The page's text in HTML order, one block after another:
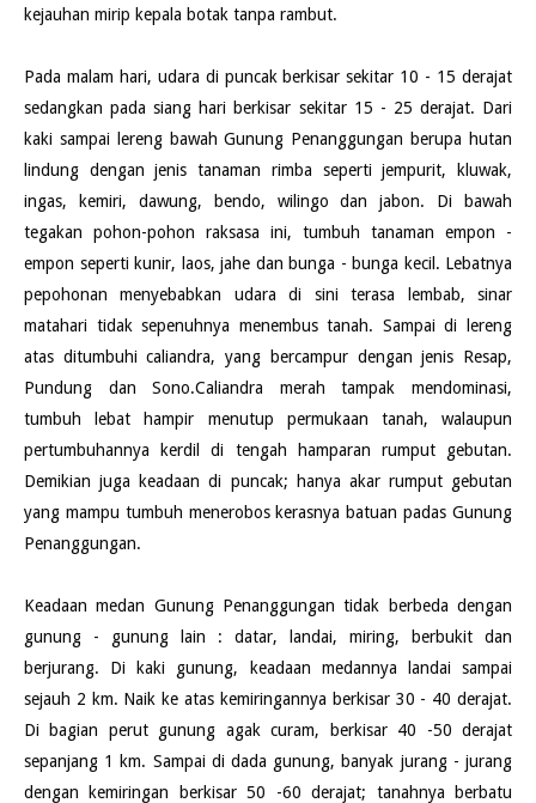
kejauhan mirip kepala botak tanpa rambut.
Pada malam hari, udara di puncak berkisar sekitar 10 - 15 derajat
sedangkan pada siang hari berkisar sekitar 15 - 25 derajat. Dari
kaki sampai lereng bawah Gunung Penanggungan berupa hutan
lindung dengan jenis tanaman rimba seperti jempurit, kluwak,
ingas, kemiri, dawung, bendo, wilingo dan jabon. Di bawah
tegakan pohon-pohon raksasa ini, tumbuh tanaman empon -
empon seperti kunir, laos, jahe dan bunga - bunga kecil. Lebatnya
pepohonan menyebabkan udara di sini terasa lembab, sinar
matahari tidak sepenuhnya menembus tanah. Sampai di lereng
atas ditumbuhi caliandra, yang bercampur dengan jenis Resap,
Pundung dan Sono.Caliandra merah tampak mendominasi,
tumbuh lebat hampir menutup permukaan tanah, walaupun
pertumbuhannya kerdil di tengah hamparan rumput gebutan.
Demikian juga keadaan di puncak; hanya akar rumput gebutan
yang mampu tumbuh menerobos kerasnya batuan padas Gunung
Penanggungan.
Keadaan medan Gunung Penanggungan tidak berbeda dengan
gunung - gunung lain : datar, landai, miring, berbukit dan
berjurang. Di kaki gunung, keadaan medannya landai sampai
sejauh 2 km. Naik ke atas kemiringannya berkisar 30 - 40 derajat.
Di bagian perut gunung agak curam, berkisar 40 -50 derajat
sepanjang 1 km. Sampai di dada gunung, banyak jurang - jurang
dengan kemiringan berkisar 50 -60 derajat; tanahnya berbatu